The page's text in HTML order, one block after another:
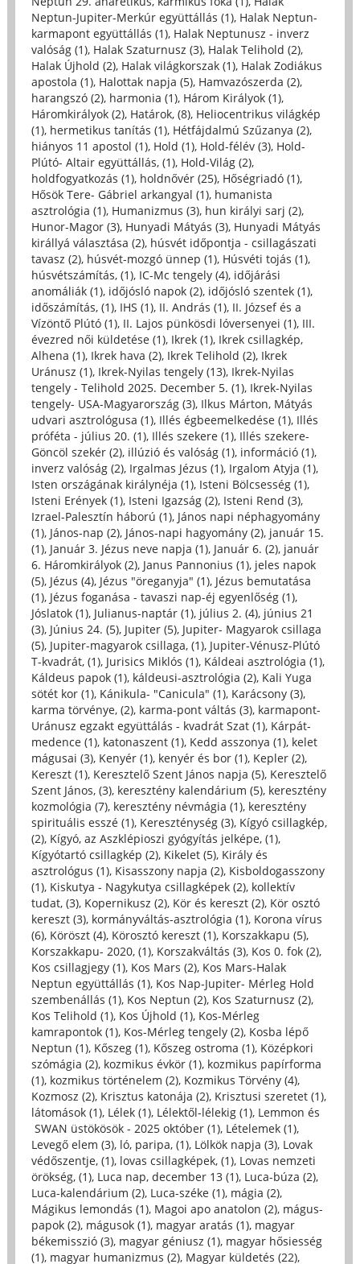
Neptun-Jupiter-Merkúr együttállás (1), Halak Neptun-
karmapont együttállás (1), Halak Neptunusz - inverz
valóság (1), Halak Szaturnusz (3), Halak Telihold (2),
Halak Újhold (2), Halak világkorszak (1), Halak Zodiákus
apostola (1), Halottak napja (5), Hamvazószerda (2),
harangszó (2), harmonia (1), Három Királyok (1),
Háromkirályok (2), Határok, (8), Heliocentrikus világkép
(1), hermetikus tanítás (1), Hétfájdalmú Szűzanya (2),
hiányos 11 apostol (1), Hold (1), Hold-félév (3), Hold-
Plútó- Altair együttállás, (1), Hold-Világ (2),
holdfogyatkozás (1), holdnővér (25), Hőségriadó (1),
Hősök Tere- Gábriel arkangyal (1), humanista
asztrológia (1), Humanizmus (3), hun királyi sarj (2),
Hunor-Magor (3), Hunyadi Mátyás (3), Hunyadi Mátyás
királlyá választása (2), húsvét időpontja - csillagászati
tavasz (2), húsvét-mozgó ünnep (1), Húsvéti tojás (1),
húsvétszámítás, (1), IC-Mc tengely (4), időjárási
anomáliák (1), időjósló napok (2), időjósló szentek (1),
időszámítás, (1), IHS (1), II. András (1), II. József és a
Vízöntő Plútó (1), II. Lajos pünkösdi lóversenyei (1), III.
évezred női küldetése (1), Ikrek (1), Ikrek csillagkép,
Alhena (1), Ikrek hava (2), Ikrek Telihold (2), Ikrek
Uránusz (1), Ikrek-Nyilas tengely (13), Ikrek-Nyilas
tengely - Telihold 2025. December 5. (1), Ikrek-Nyilas
tengely- USA-Magyarország (3), Ilkus Márton, Mátyás
udvari asztrológusa (1), Illés égbeemelkedése (1), Illés
próféta - július 20. (1), Illés szekere (1), Illés szekere-
Göncöl szekér (2), illúzió és valóság (1), információ (1),
inverz valóság (2), Irgalmas Jézus (1), Irgalom Atyja (1),
Isten országának királynéja (1), Isteni Bölcsesség (1),
Isteni Erények (1), Isteni Igazság (2), Isteni Rend (3),
Izrael-Palesztín háború (1), János napi néphagyomány
(1), János-nap (2), János-napi hagyomány (2), január 15.
(1), Január 3. Jézus neve napja (1), Január 6. (2), január
6. Háromkirályok (2), Janus Pannonius (1), jeles napok
(5), Jézus (4), Jézus "öreganyja" (1), Jézus bemutatása
(1), Jézus foganása - tavaszi nap-éj egyenlőség (1),
Jóslatok (1), Julianus-naptár (1), július 2. (4), június 21
(3), Június 24. (5), Jupiter (5), Jupiter- Magyarok csillaga
(5), Jupiter-magyarok csillaga, (1), Jupiter-Vénusz-Plútó
T-kvadrát, (1), Jurisics Miklós (1), Káldeai asztrológia (1),
Káldeus papok (1), káldeusi-asztrológia (2), Kali Yuga
sötét kor (1), Kánikula- "Canicula" (1), Karácsony (3),
karma törvénye, (2), karma-pont váltás (3), karmapont-
Uránusz egzakt együttálás - kvadrát Szat (1), Kárpát-
medence (1), katonaszent (1), Kedd asszonya (1), kelet
mágusai (3), Kenyér (1), kenyér és bor (1), Kepler (2),
Kereszt (1), Keresztelő Szent János napja (5), Keresztelő
Szent János, (3), keresztény kalendárium (5), keresztény
kozmológia (7), keresztény névmágia (1), keresztény
spirituális esszé (1), Kereszténység (3), Kígyó csillagkép,
(2), Kígyó, az Aszklépioszi gyógyítás jelképe, (1),
Kígyótartó csillagkép (2), Kikelet (5), Király és
asztrológus (1), Kisasszony napja (2), Kisboldogasszony
(1), Kiskutya - Nagykutya csillagképek (2), kollektív
tudat, (3), Kopernikusz (2), Kör és kereszt (2), Kör osztó
kereszt (3), kormányváltás-asztrológia (1), Korona vírus
(6), Köröszt (4), Körosztó kereszt (1), Korszakkapu (5),
Korszakkapu- 2020, (1), Korszakváltás (3), Kos 0. fok (2),
Kos csillagjegy (1), Kos Mars (2), Kos Mars-Halak
Neptun együttállás (1), Kos Nap-Jupiter- Mérleg Hold
szembenállás (1), Kos Neptun (2), Kos Szaturnusz (2),
Kos Telihold (1), Kos Újhold (1), Kos-Mérleg
kamrapontok (1), Kos-Mérleg tengely (2), Kosba lépő
Neptun (1), Kőszeg (1), Kőszeg ostroma (1), Középkori
szómágia (2), kozmikus évkör (1), kozmikus papírforma
(1), kozmikus történelem (2), Kozmikus Törvény (4),
Kozmosz (2), Krisztus katonája (2), Krisztusi szeretet (1),
látomások (1), Lélek (1), Lélektől-lélekig (1), Lemmon és
SWAN üstökösök - 2025 október (1), Lételemek (1),
Levegő elem (3), ló, paripa, (1), Lölkök napja (3), Lovak
védőszentje, (1), lovas csillagképek, (1), Lovas nemzeti
örökség, (1), Luca nap, december 13 (1), Luca-búza (2),
Luca-kalendárium (2), Luca-széke (1), mágia (2),
Mágikus lemondás (1), Magoi apo anatolon (2), mágus-
papok (2), mágusok (1), magyar aratás (1), magyar
békemisszió (3), magyar géniusz (1), magyar hősiesség
(1), magyar humanizmus (2), Magyar küldetés (22),